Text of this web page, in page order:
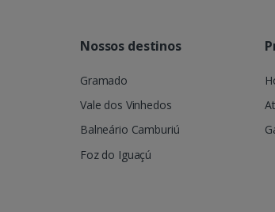
Nossos destinos
Gramado
Vale dos Vinhedos
Balneário Camburiú
Foz do Iguaçú